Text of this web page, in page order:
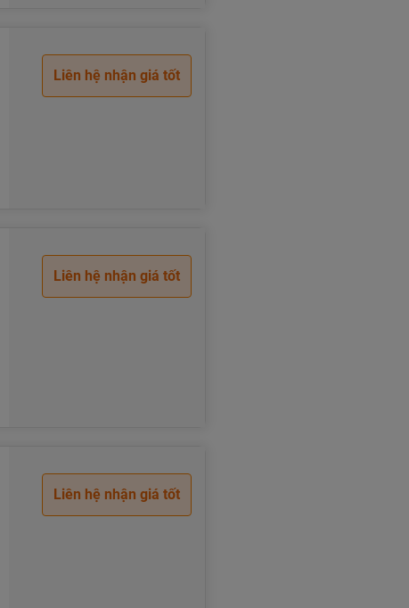
Liên hệ nhận giá tốt
Liên hệ nhận giá tốt
Liên hệ nhận giá tốt